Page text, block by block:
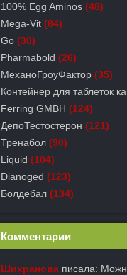
100% Egg Aminos (48)
Mega-Vit (84)
Go (30)
Pharmabold (26)
МеханоГроуФактор (35)
Контейнер для таблеток
Ferring GMBH (124)
ДепоТестостерон (121)
Тренабол (90)
Liquid (104)
Dianoged (123)
Болдебал (134)
Комментарии
Шихранова писала: